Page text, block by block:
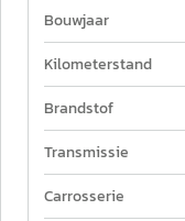
Bouwjaar
Kilometerstand
Brandstof
Transmissie
Carrosserie